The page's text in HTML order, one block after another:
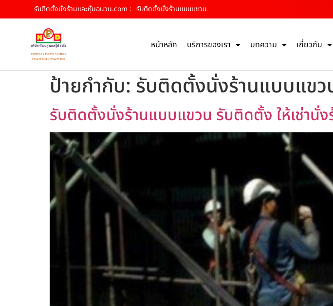
รับติดตั้งนั่งร้านและหุ้มฉนวน.com : รับติดตั้งนั่งร้านแบบแขวน
หน้าหลัก บริการของเรา บทความ เกี่ยวกับ
ป้ายกำกับ: รับติดตั้งนั่งร้านแบบแขว
รับติดตั้งนั่งร้านแบบแขวน รับติดตั้ง ให้เช่านั่ง